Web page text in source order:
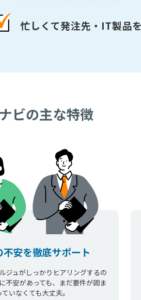
忙しくて発注先・IT製品
ビの主な特徴
安を徹底サポート
ジュがしっかりヒアリングするの
不安があっても、まだ要件が固ま
ていなくても大丈夫。